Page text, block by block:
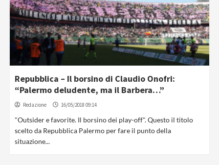
Repubblica – Il borsino di Claudio Onofri:
“Palermo deludente, ma il Barbera…”
Redazione 16/05/2018 09:14
"Outsider e favorite. Il borsino dei play-off". Questo il titolo
scelto da Repubblica Palermo per fare il punto della
situazione...